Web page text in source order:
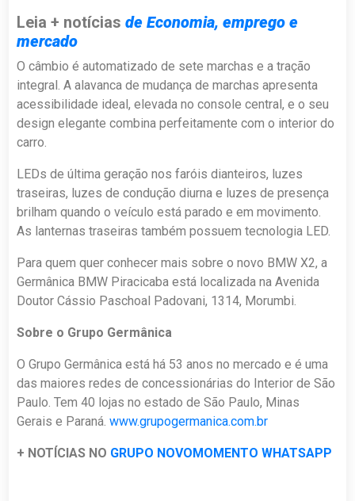
Leia + notíciasde Economia, emprego e
mercado
O câmbio é automatizado de sete marchas e a tração
integral. A alavanca de mudança de marchas apresenta
acessibilidade ideal, elevada no console central, e o seu
design elegante combina perfeitamente com o interior do
carro.
LEDs de última geração nos faróis dianteiros, luzes
traseiras, luzes de condução diurna e luzes de presença
brilham quando o veículo está parado e em movimento.
As lanternas traseiras também possuem tecnologia LED.
Para quem quer conhecer mais sobre o novo BMW X2, a
Germânica BMW Piracicaba está localizada na Avenida
Doutor Cássio Paschoal Padovani, 1314, Morumbi.
Sobre o Grupo Germânica
O Grupo Germânica está há 53 anos no mercado e é uma
das maiores redes de concessionárias do Interior de São
Paulo. Tem 40 lojas no estado de São Paulo, Minas
Gerais e Paraná.www.grupogermanica.com.br
+ NOTÍCIAS NO GRUPO NOVOMOMENTO WHATSAPP